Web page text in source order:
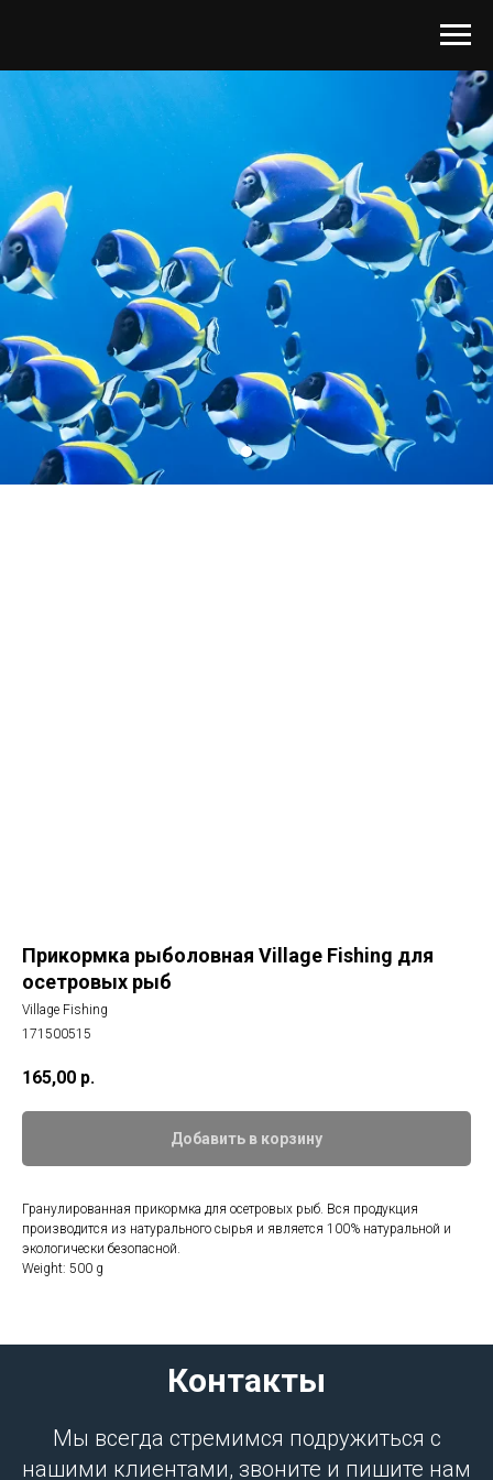
Прикормка рыболовная Village Fishing для
осетровых рыб
Village Fishing
171500515
165,00 р.
Добавить в корзину
Гранулированная прикормка для осетровых рыб. Вся продукция
производится из натурального сырья и является 100% натуральной и
экологически безопасной.
Weight: 500 g
Контакты
Мы всегда стремимся подружиться с
нашими клиентами, звоните и пишите нам